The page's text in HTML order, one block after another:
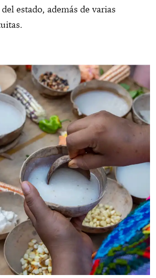
estado, además de varias